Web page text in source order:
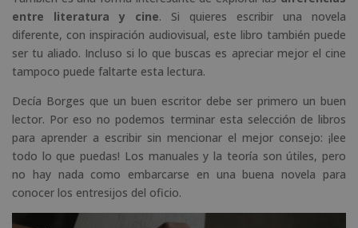
entre literatura y cine. Si quieres escribir una novela
diferente, con inspiración audiovisual, este libro también puede
ser tu aliado. Incluso si lo que buscas es apreciar mejor el cine
tampoco puede faltarte esta lectura.
Decía Borges que un buen escritor debe ser primero un buen
lector. Por eso no podemos terminar esta selección de libros
para aprender a escribir sin mencionar el mejor consejo: ¡lee
todo lo que puedas! Los manuales y la teoría son útiles, pero
no hay nada como embarcarse en una buena novela para
conocer los entresijos del oficio.